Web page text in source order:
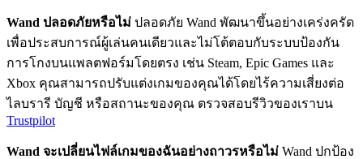
Wand ปลอดภัยหรือไม่ ปลอดภัย Wand พัฒนาขึ้นอย่างเคร่งครัด
เพื่อประสบการณ์ผู้เล่นคนเดียวและไม่โต้ตอบกับระบบป้องกัน
การโกงบนแพลตฟอร์มโดยตรง เช่น Steam, Epic Games และ
Xbox คุณสามารถปรับแต่งเกมของคุณได้โดยไร้ความเสี่ยงต่อ
ไลบรารี บัญชี หรือสถานะของคุณ ตรวจสอบรีวิวของเราบน
Trustpilot
Wand จะเปลี่ยนไฟล์เกมของฉันอย่างถาวรหรือไม่ Wand ปกป้อง